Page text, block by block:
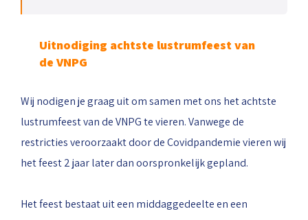
Uitnodiging achtste lustrumfeest van
de VNPG
Wij nodigen je graag uit om samen met ons het achtste
lustrumfeest van de VNPG te vieren. Vanwege de
restricties veroorzaakt door de Covidpandemie vieren wij
het feest 2 jaar later dan oorspronkelijk gepland.
Het feest bestaat uit een middaggedeelte en een